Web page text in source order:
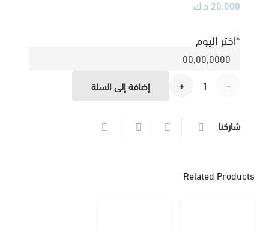
20.000 د.ك
*اختر اليوم
كمية
مساج
إضافة إلى السلة
شاركنا
Related Products